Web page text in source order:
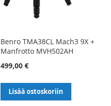
Benro TMA38CL Mach3 9X +
Manfrotto MVH502AH
499,00 €
Lisää ostoskoriin